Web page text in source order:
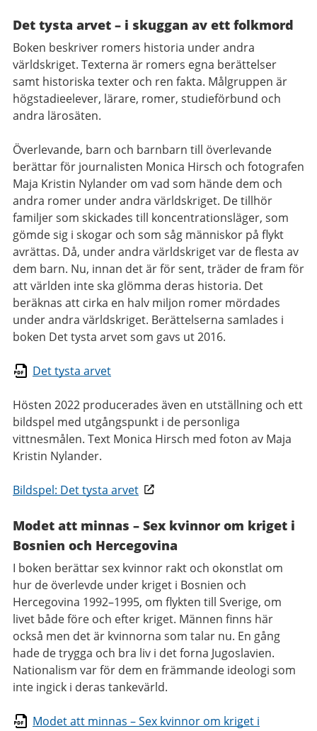
Det tysta arvet – i skuggan av ett folkmord
Boken beskriver romers historia under andra
världskriget. Texterna är romers egna berättelser
samt historiska texter och ren fakta. Målgruppen är
högstadieelever, lärare, romer, studieförbund och
andra lärosäten.
Överlevande, barn och barnbarn till överlevande
berättar för journalisten Monica Hirsch och fotografen
Maja Kristin Nylander om vad som hände dem och
andra romer under andra världskriget. De tillhör
familjer som skickades till koncentrationsläger, som
gömde sig i skogar och som såg människor på flykt
avrättas. Då, under andra världskriget var de flesta av
dem barn. Nu, innan det är för sent, träder de fram för
att världen inte ska glömma deras historia. Det
beräknas att cirka en halv miljon romer mördades
under andra världskriget. Berättelserna samlades i
boken Det tysta arvet som gavs ut 2016.
Det tysta arvet
Hösten 2022 producerades även en utställning och ett
bildspel med utgångspunkt i de personliga
vittnesmålen. Text Monica Hirsch med foton av Maja
Kristin Nylander.
Bildspel: Det tysta arvet
Modet att minnas – Sex kvinnor om kriget i
Bosnien och Hercegovina
I boken berättar sex kvinnor rakt och okonstlat om
hur de överlevde under kriget i Bosnien och
Hercegovina 1992–1995, om flykten till Sverige, om
livet både före och efter kriget. Männen finns här
också men det är kvinnorna som talar nu. En gång
hade de trygga och bra liv i det forna Jugoslavien.
Nationalism var för dem en främmande ideologi som
inte ingick i deras tankevärld.
Modet att minnas – Sex kvinnor om kriget i